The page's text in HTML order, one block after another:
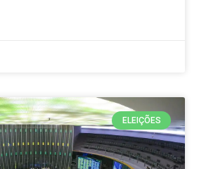
ELEIÇÕES